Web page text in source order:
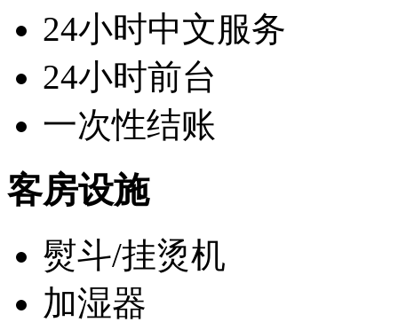
24小时中文服务
24小时前台
一次性结账
客房设施
熨斗/挂烫机
加湿器